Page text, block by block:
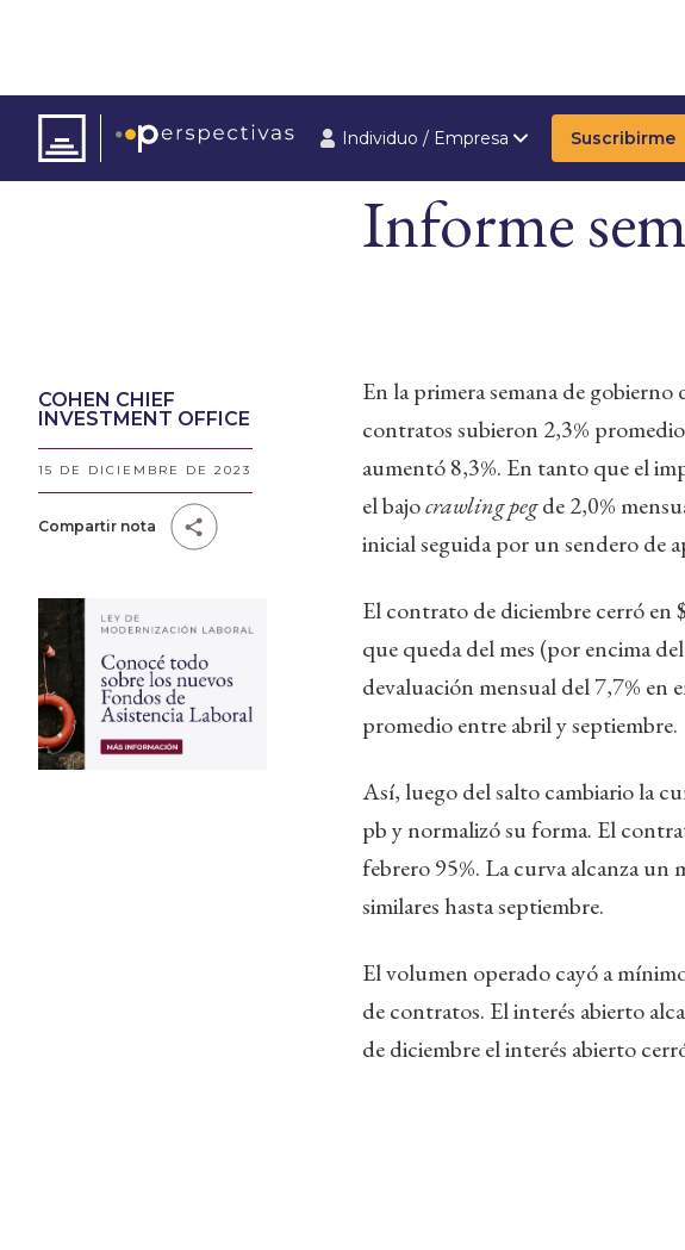
Individuo / Empresa Suscribirme
ARTÍCULOS
Informe
COHEN CHIEF
INVESTMENT OFFICE
15 DE DICIEMBRE DE 2023
Compartir nota
En la primera semana de
contratos subieron 2,3%
aumentó 8,3%. En tanto que el
el bajocrawling pegde 2,0%
inicial seguida por un sendero de
El contrato de diciembre cerró en
que queda del mes (por encima
devaluación mensual del 7,7% en
promedio entre abril y septiembre.
Así, luego del salto cambiario la
pb y normalizó su forma. El
febrero 95%. La curva alcanza un
similares hasta septiembre.
El volumen operado cayó a
de contratos. El interés abierto
de diciembre el interés abierto